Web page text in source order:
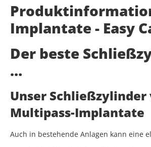
Implantate - Easy
Der beste
…
Unser
Multipass-Implantate
Auch in bestehende Anlagen kann eine